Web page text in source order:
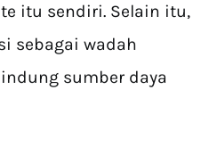
itu sendiri. Selain itu,
sebagai wadah
sumber daya